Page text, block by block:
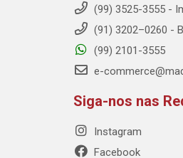
(99) 3525-3555 -
(91) 3202–0260 -
(99) 2101-3555
e-
Siga-nos nas
Instagram
Facebook